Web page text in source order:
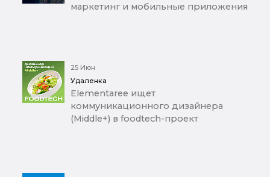
маркетинг и мобильные приложения
25 Июн
Удаленка
Elementaree ищет
коммуникационного дизайнера
(Middle+) в foodtech-проект